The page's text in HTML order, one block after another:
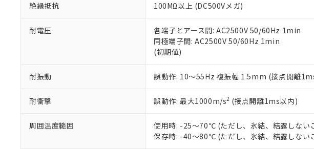
絶縁抵抗 100MΩ以上 (DC500Vメガ)
耐電圧
各端子とアース間: AC2500V 50/60Hz 1min
同極端子間: AC2500V 50/60Hz 1min
(初期値)
耐振動 誤動作: 10～55Hz 複振幅 1.5mm (接点開離
耐衝撃 誤動作: 最大1000m/s2 (接点開離1ms以内)
周囲温度範囲
使用時: -25～70℃ (ただし、氷結、結露しない
保存時: -40～80℃ (ただし、氷結、結露しない
さい。
※当社の共同利用者とは、"個人情報
いる法人を指します。
下記の非含有証明書をダウンロードすること
EU RoHS指令（10物質）の非含有証明書
51物質の非含有証明書（当社基準）
※本証明書は発行日時点で非含有を証明す
また、RoHS指令のフタル酸エステル類４
混在することから備考欄に対応日を記載して
り割愛しております。